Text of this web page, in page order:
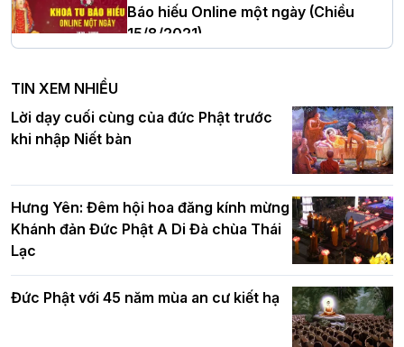
Hà Nội: Tăng Ni Trường hạ Bồ Đề trang
nghiêm tác pháp Tiền an cư PL.2570 –
DL.2026
chúc mừng Phật đản BTS GHPGVN TP.
Hà Nội
Hơn 5.000 người tham dự diễu hành,
Báo hiếu Online một ngày (Chiều
15/8/2021)
Ban Hoằng pháp TƯ tổ chức Khóa tu
Báo hiếu Online một ngày (Sáng
15/8/2021)
Tinh thần yêu nước của Phật giáo
TIN XEM NHIỀU
Lời dạy cuối cùng của đức Phật trước
khi nhập Niết bàn
Hưng Yên: Đêm hội hoa đăng kính mừng
Khánh đản Đức Phật A Di Đà chùa Thái
Lạc
Đức Phật với 45 năm mùa an cư kiết hạ